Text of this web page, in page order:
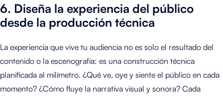
6. Diseña la experiencia del público
desde la producción técnica
La experiencia que vive tu audiencia no es solo el resultado del
contenido o la escenografía: es una construcción técnica
planificada al milímetro. ¿Qué ve, oye y siente el público en cada
momento? ¿Cómo fluye la narrativa visual y sonora? Cada